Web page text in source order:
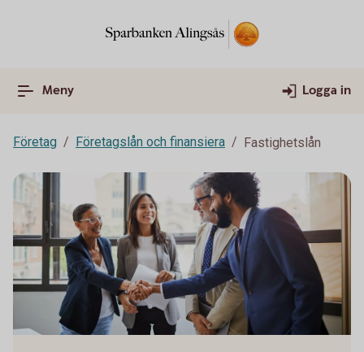
Meny Logga in
Företag Företagslån och finansiera Fastighetslån